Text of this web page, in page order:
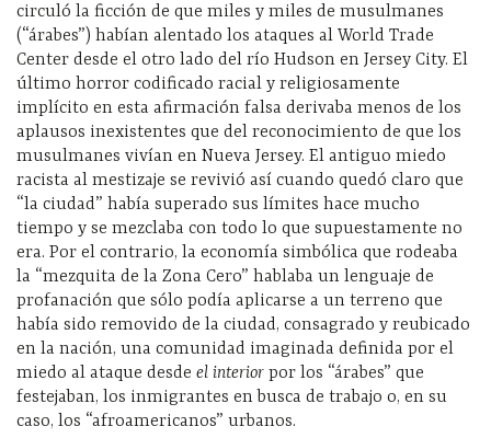
circuló la ficción de que miles y miles de musulmanes
(“árabes”) habían alentado los ataques al World Trade
Center desde el otro lado del río Hudson en Jersey City. El
último horror codificado racial y religiosamente
implícito en esta afirmación falsa derivaba menos de los
aplausos inexistentes que del reconocimiento de que los
musulmanes vivían en Nueva Jersey. El antiguo miedo
racista al mestizaje se revivió así cuando quedó claro que
“la ciudad” había superado sus límites hace mucho
tiempo y se mezclaba con todo lo que supuestamente no
era. Por el contrario, la economía simbólica que rodeaba
la “mezquita de la Zona Cero” hablaba un lenguaje de
profanación que sólo podía aplicarse a un terreno que
había sido removido de la ciudad, consagrado y reubicado
en la nación, una comunidad imaginada definida por el
miedo al ataque desde el interior por los “árabes” que
festejaban, los inmigrantes en busca de trabajo o, en su
caso, los “afroamericanos” urbanos.